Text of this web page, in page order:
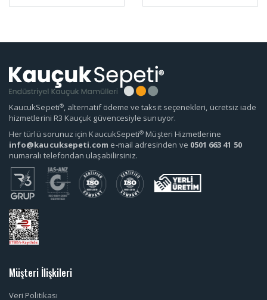
KaucukSepeti®, alternatif ödeme ve taksit seçenekleri, ücretsiz iade
hizmetlerini R3 Kauçuk güvencesiyle sunuyor.
Her türlü sorunuz için KaucukSepeti® Müşteri Hizmetlerine
info@kaucuksepeti.com e-mail adresinden ve 0501 663 41 50
numaralı telefondan ulaşabilirsiniz.
Müşteri İlişkileri
Veri Politikası